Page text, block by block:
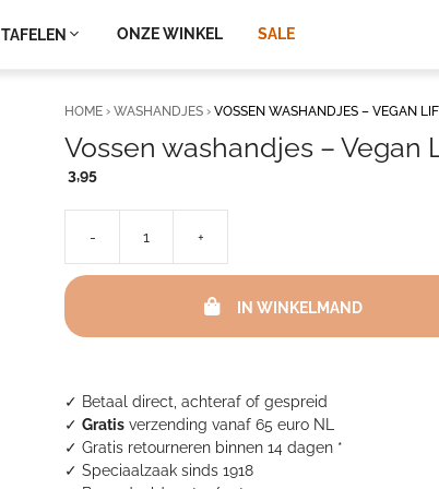
TAFELEN ONZE WINKEL SALE
✓ Betaal direct, achteraf of gespreid
✓Gratis verzending vanaf 65 euro NL
✓ Gratis retourneren binnen 14 dagen *
✓ Speciaalzaak sinds 1918
HOME ›WASHANDJES ›VOSSEN WASHANDJES – VEGAN
Vossen washandjes – Vegan
3,95
-
washandjes
-
Vegan
Life
+
IN WINKELMAND